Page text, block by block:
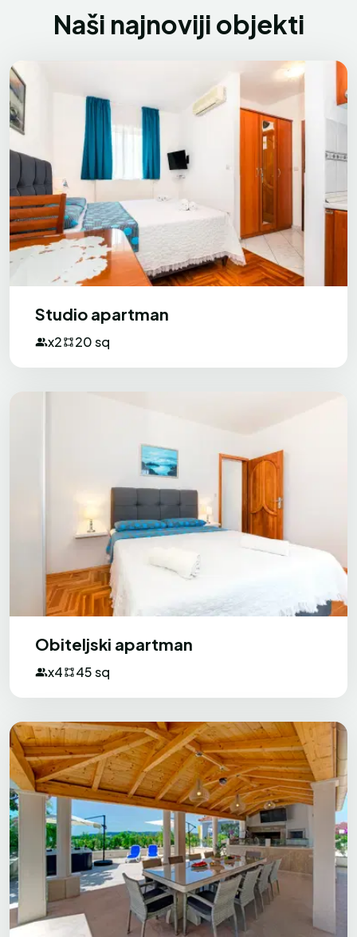
Naši najnoviji objekti
Studio apartman
x2 20 sq
Obiteljski apartman
x4 45 sq